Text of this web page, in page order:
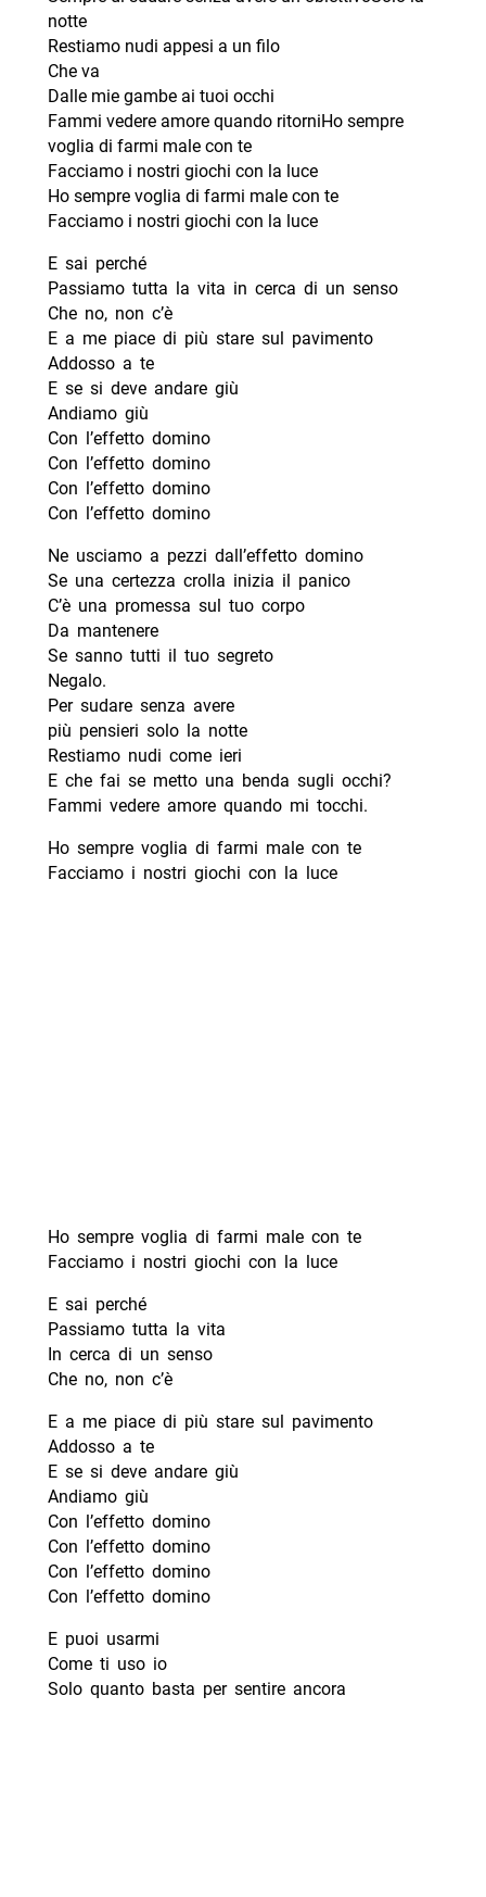
notte
Restiamo nudi appesi a un filo
Che va
Dalle mie gambe ai tuoi occhi
Fammi vedere amore quando ritorniHo sempre
voglia di farmi male con te
Facciamo i nostri giochi con la luce
Ho sempre voglia di farmi male con te
Facciamo i nostri giochi con la luce
E sai perché
Passiamo tutta la vita in cerca di un senso
Che no, non c’è
E a me piace di più stare sul pavimento
Addosso a te
E se si deve andare giù
Andiamo giù
Con l’effetto domino
Con l’effetto domino
Con l’effetto domino
Con l’effetto domino
Ne usciamo a pezzi dall’effetto domino
Se una certezza crolla inizia il panico
C’è una promessa sul tuo corpo
Da mantenere
Se sanno tutti il tuo segreto
Negalo.
Per sudare senza avere
più pensieri solo la notte
Restiamo nudi come ieri
E che fai se metto una benda sugli occhi?
Fammi vedere amore quando mi tocchi.
Ho sempre voglia di farmi male con te
Facciamo i nostri giochi con la luce
Ho sempre voglia di farmi male con te
Facciamo i nostri giochi con la luce
E sai perché
Passiamo tutta la vita
In cerca di un senso
Che no, non c’è
E a me piace di più stare sul pavimento
Addosso a te
E se si deve andare giù
Andiamo giù
Con l’effetto domino
Con l’effetto domino
Con l’effetto domino
Con l’effetto domino
E puoi usarmi
Come ti uso io
Solo quanto basta per sentire ancora